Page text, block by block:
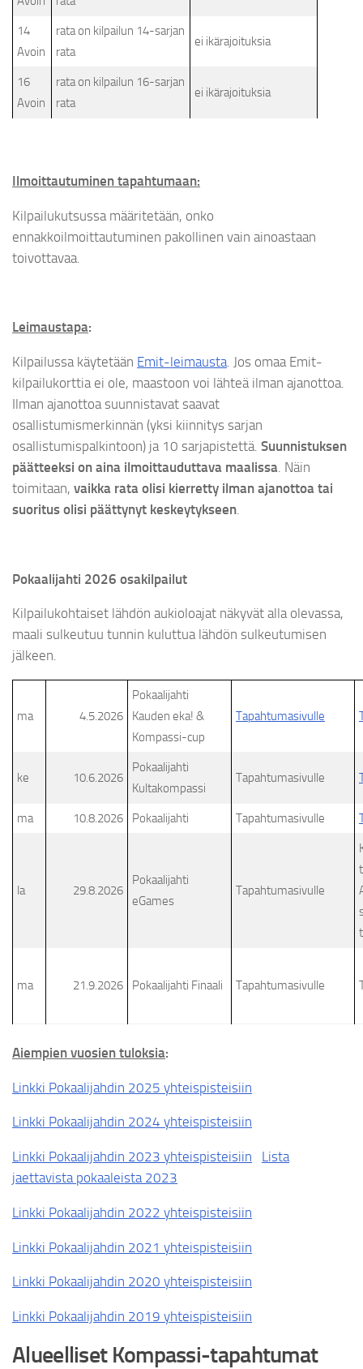
14
Avoin
rata on kilpailun 14-sarjan
rata
ei ikärajoituksia
16
Avoin
rata on kilpailun 16-sarjan
rata
ei ikärajoituksia
Ilmoittautuminen tapahtumaan:
Kilpailukutsussa määritetään, onko
ennakkoilmoittautuminen pakollinen vain ainoastaan
toivottavaa.
Leimaustapa:
Kilpailussa käytetään Emit-leimausta. Jos omaa Emit-
kilpailukorttia ei ole, maastoon voi lähteä ilman ajanottoa.
Ilman ajanottoa suunnistavat saavat
osallistumismerkinnän (yksi kiinnitys sarjan
osallistumispalkintoon) ja 10 sarjapistettä. Suunnistuksen
päätteeksi on aina ilmoittauduttava maalissa. Näin
toimitaan, vaikka rata olisi kierretty ilman ajanottoa tai
suoritus olisi päättynyt keskeytykseen.
Pokaalijahti 2026 osakilpailut
Kilpailukohtaiset lähdön aukioloajat näkyvät alla olevassa,
maali sulkeutuu tunnin kuluttua lähdön sulkeutumisen
jälkeen.
ma 4.5.2026
Pokaalijahti
Kauden eka! &
Kompassi-cup
Tapahtumasivulle
ke 10.6.2026
Pokaalijahti
Kultakompassi
Tapahtumasivulle
ma 10.8.2026 Pokaalijahti Tapahtumasivulle
la 29.8.2026
Pokaalijahti
eGames
Tapahtumasivulle
ma 21.9.2026 Pokaalijahti Finaali Tapahtumasivulle
Aiempien vuosien tuloksia:
Linkki Pokaalijahdin 2025 yhteispisteisiin
Linkki Pokaalijahdin 2024 yhteispisteisiin
Linkki Pokaalijahdin 2023 yhteispisteisiin
Lista
jaettavista pokaaleista 2023
Linkki Pokaalijahdin 2022 yhteispisteisiin
Linkki Pokaalijahdin 2021 yhteispisteisiin
Linkki Pokaalijahdin 2020 yhteispisteisiin
Linkki Pokaalijahdin 2019 yhteispisteisiin
Alueelliset Kompassi-tapahtumat